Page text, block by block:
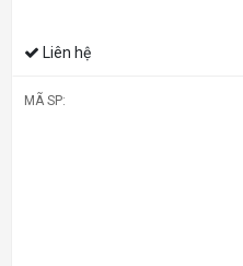
Liên hệ
MÃ SP: